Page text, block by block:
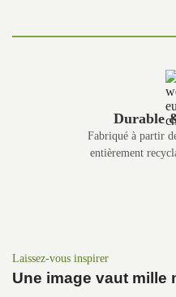
Durable
Fabriqué à partir
entièrement
Laissez-vous inspirer
Une image vaut mille